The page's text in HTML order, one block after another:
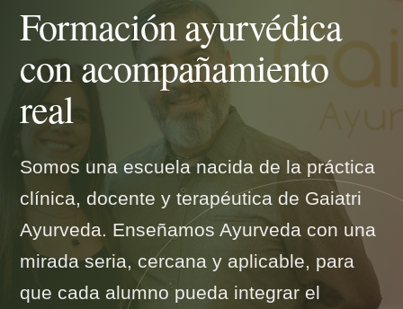
Formación ayurvédica
con acompañamiento
real
Somos una escuela nacida de la práctica
clínica, docente y terapéutica de Gaiatri
Ayurveda. Enseñamos Ayurveda con una
mirada seria, cercana y aplicable, para
que cada alumno pueda integrar el